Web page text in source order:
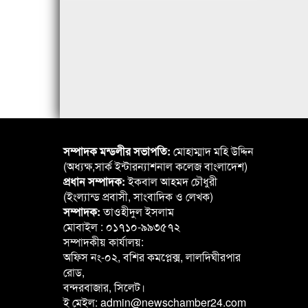
সম্পাদক মন্ডলীর সভাপতি: মোহাম্মাদ মহি উদ্দিন
(অধ্যক্ষ,সার্ক ইন্টারন্যাশনাল কলেজ বাংলাদেশ)
প্রধান সম্পাদক:ইকবাল আহমদ চৌধুরী
(ইংল্যান্ড প্রবাসী, সাংবাদিক ও লেখক)
সম্পাদক:তাওহীদুল ইসলাম
মোবাইল : ০১৭১০-৯৯৩৫৭২
সম্পাদকীয় কার্যালয়:
অফিস নং-০২, বশির কমপ্লেক্স, লালদিঘীরপার
রোড,
বন্দরবাজার, সিলেট।
ই মেইল: admin@newschamber24.com